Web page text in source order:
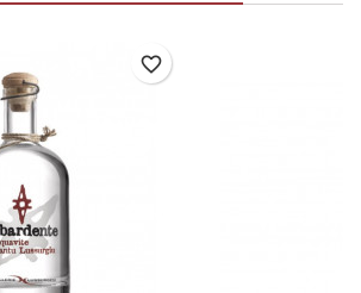
favorite_border